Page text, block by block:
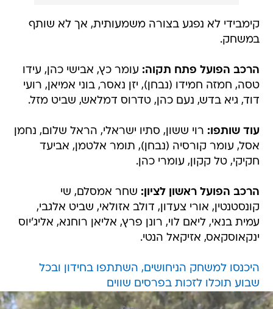
קימבידי לא נפגע בצורה משמעותית, אך לא שותף
במשחק.
הרכב הפועל פתח תקוה: עומר כץ, אבישי כהן, עידו
טסה, חמזה חמידו (נבחן), יזן נאסר, בוני אמיאן, רועי
דוד, גיא בדש, נעם כהן, טדרוס דמלאש, שביט מזל.
עוד שותפו: רוי ששון, סתיו ישראלי, הראל שלום, נחמן
אסל, עומר קורסיה (נבחן), תומר אלטמן, אביעד
חקיקי, טל קקון, עומרי כהן.
הרכב הפועל ראשון לציון: שחר אמסלם, שי
קונסטנטין, אורי צעדון, דולב אזולאי, שביט אלגבי,
עמית בנאי, ליאם לוי, רונן פרץ, אליאן רוחנא, אליג'יוס
ינקאוסקאס, אזיקאל הנטי.
היכנסו למשחק הניחושים, השתתפו בחידון ובכל
שבוע תוכלו לזכות בפרסים שווים